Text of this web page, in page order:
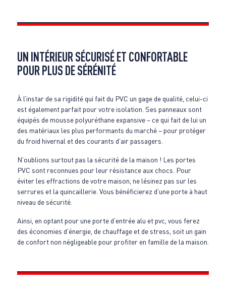
UN INTÉRIEUR SÉCURISÉ ET CONFORTABLE
POUR PLUS DE SÉRÉNITÉ
À l’instar de sa rigidité qui fait du PVC un gage de qualité, celui-ci
est également parfait pour votre isolation. Ses panneaux sont
équipés de mousse polyuréthane expansive – ce qui fait de lui un
des matériaux les plus performants du marché – pour protéger
du froid hivernal et des courants d’air passagers.
N’oublions surtout pas la sécurité de la maison ! Les portes
PVC sont reconnues pour leur résistance aux chocs. Pour
éviter les effractions de votre maison, ne lésinez pas sur les
serrures et la quincaillerie. Vous bénéficierez d’une porte à haut
niveau de sécurité.
Ainsi, en optant pour une porte d’entrée alu et pvc, vous ferez
des économies d’énergie, de chauffage et de stress, soit un gain
de confort non négligeable pour profiter en famille de la maison.